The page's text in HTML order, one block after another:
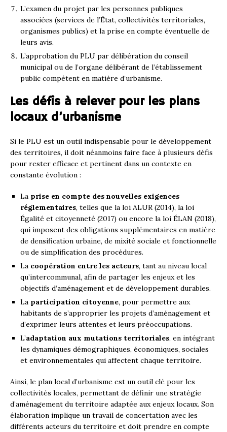
L’examen du projet par les personnes publiques
associées (services de l’État, collectivités territoriales,
organismes publics) et la prise en compte éventuelle de
leurs avis.
L’approbation du PLU par délibération du conseil
municipal ou de l’organe délibérant de l’établissement
public compétent en matière d’urbanisme.
Les défis à relever pour les plans
locaux d’urbanisme
Si le PLU est un outil indispensable pour le développement
des territoires, il doit néanmoins faire face à plusieurs défis
pour rester efficace et pertinent dans un contexte en
constante évolution :
La prise en compte des nouvelles exigences
réglementaires, telles que la loi ALUR (2014), la loi
Égalité et citoyenneté (2017) ou encore la loi ÉLAN (2018),
qui imposent des obligations supplémentaires en matière
de densification urbaine, de mixité sociale et fonctionnelle
ou de simplification des procédures.
La coopération entre les acteurs, tant au niveau local
qu’intercommunal, afin de partager les enjeux et les
objectifs d’aménagement et de développement durables.
La participation citoyenne, pour permettre aux
habitants de s’approprier les projets d’aménagement et
d’exprimer leurs attentes et leurs préoccupations.
L’adaptation aux mutations territoriales, en intégrant
les dynamiques démographiques, économiques, sociales
et environnementales qui affectent chaque territoire.
Ainsi, le plan local d’urbanisme est un outil clé pour les
collectivités locales, permettant de définir une stratégie
d’aménagement du territoire adaptée aux enjeux locaux. Son
élaboration implique un travail de concertation avec les
différents acteurs du territoire et doit prendre en compte